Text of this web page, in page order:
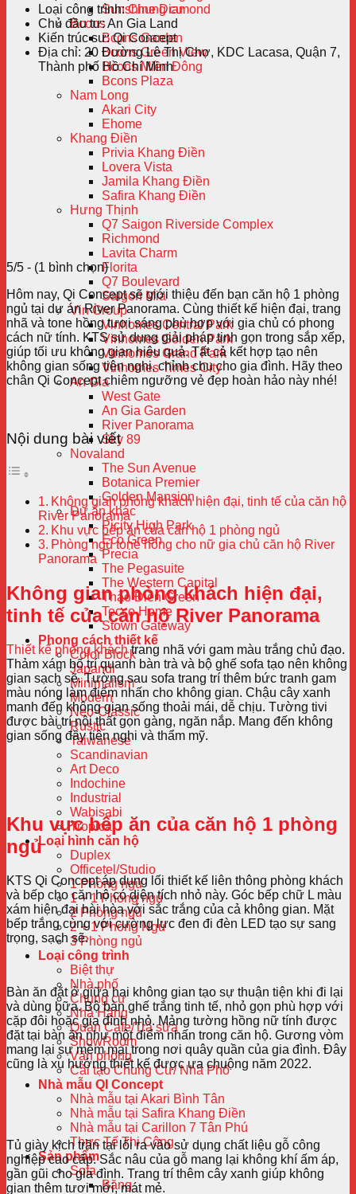
Sunshine Diamond
Bcons
Bcons Garden
Bcons Green View
Bcons Miền Đông
Bcons Plaza
Nam Long
Akari City
Ehome
Khang Điền
Privia Khang Điền
Lovera Vista
Jamila Khang Điền
Safira Khang Điền
Hưng Thịnh
Q7 Saigon Riverside Complex
Richmond
Lavita Charm
Florita
Q7 Boulevard
Saigon Mia
Vin Group
Vinhomes Central Park
Vinhomes Golden Park
Vinhomes Grand Park
Vinhomes Times City
An Gia
West Gate
An Gia Garden
River Panorama
Sky 89
Novaland
The Sun Avenue
Botanica Premier
Golden Mansion
Dự án khác
Picity High Park
Eco Green
Precia
The Pegasuite
The Western Capital
Thảo Điền Green
Tecco Home
Stown Gateway
Phong cách thiết kế
Color Block
Japandi
Minimalism
Modern
Neo-Classic
Rustic
Taiwanese
Scandinavian
Art Deco
Indochine
Industrial
Wabisabi
Tropical
Loại hình căn hộ
Duplex
Officetel/Studio
1 Phòng ngủ
1 + 1 Phòng ngủ
2 Phòng ngủ
2 + 1 Phòng Ngủ
3 Phòng ngủ
Loại công trình
Biệt thự
Nhà phố
Chung cư
Nhà Hàng
Quán Cafe/Trà sữa
ShowRoom
Văn phòng
Cải tạo Chung Cư/ Nhà Phố
Nhà mẫu QI Concept
Nhà mẫu tại Akari Bình Tân
Nhà mẫu tại Safira Khang Điền
Nhà mẫu tại Carillon 7 Tân Phú
Thực Tế Thi Công
Sản phẩm
Sofa
Băng
Loại công trình:Chung cư
Chủ đầu tư:An Gia Land
Kiến trúc sư:Qi Concept
Địa chỉ: 20 Đường Lê Thị Chợ, KDC Lacasa, Quận 7,
Thành phố Hồ Chí Minh
5/5 - (1 bình chọn)
Hôm nay, Qi Concept sẽ giới thiệu đến bạn căn hộ 1 phòng
ngủ tại dự án River Panorama. Cùng thiết kế hiện đại, trang
nhã và tone hồng tươi sáng phù hợp với gia chủ có phong
cách nữ tính. KTS sử dụng giải pháp tinh gọn trong sắp xếp,
giúp tối ưu không gian hiệu quả. Tất cả kết hợp tạo nên
không gian sống tiện nghi, chỉnh chu cho gia đình. Hãy theo
chân Qi Concept chiêm ngưỡng vẻ đẹp hoàn hảo này nhé!
Nội dung bài viết
Không gian phòng khách hiện đại, tinh tế của căn hộ
River Panorama
Khu vực bếp ăn của căn hộ 1 phòng ngủ
Phòng ngủ tone hồng cho nữ gia chủ căn hộ River
Panorama
Không gian phòng khách hiện đại,
tinh tế của căn hộ River Panorama
Thiết kế phòng kháchtrang nhã với gam màu trắng chủ đạo.
Thảm xám bố trí quanh bàn trà và bộ ghế sofa tạo nên không
gian sạch sẽ. Tường sau sofa trang trí thêm bức tranh gam
màu nóng làm điểm nhấn cho không gian. Chậu cây xanh
manh đến không gian sống thoải mái, dễ chịu. Tường tivi
được bài trí nội thất gọn gàng, ngăn nắp. Mang đến không
gian sống đầy tiện nghi và thẩm mỹ.
Khu vực bếp ăn của căn hộ 1 phòng
ngủ
KTS Qi Concept áp dụng lối thiết kế liên thông phòng khách
và bếp cho căn hộ có diện tích nhỏ này. Góc bếp chữ L màu
xám hiện đại hài hòa với sắc trắng của cả không gian. Mặt
bếp trắng cùng với cường lực đen đi đèn LED tạo sự sang
trọng, sạch sẽ.
Bàn ăn đặt ở giữa hai không gian tạo sự thuận tiện khi đi lại
và dùng bữa. Bộ bàn ghế trắng tinh tế, nhỏ gọn phù hợp với
cặp đôi hoặc gia đình nhỏ. Mảng tường hồng nữ tính được
đặt tại bàn ăn như một điểm nhấn trong căn hộ. Gương vòm
mang lại sự mềm mại trong nơi quây quần của gia đình. Đây
cũng là xu hướng thiết kế được ưa chuộng năm 2022.
Tủ giày kịch trần tại lối ra vào sử dụng chất liệu gỗ công
nghiệp cao cấp. Sắc nâu của gỗ mang lại không khí ấm áp,
gần gũi cho gia đình. Trang trí thêm cây xanh giúp không
gian thêm tươi mới, mát mẻ.